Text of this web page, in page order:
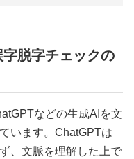
脱字チェックの
などの生成AIを文
います。ChatGPTは
、文脈を理解した上で